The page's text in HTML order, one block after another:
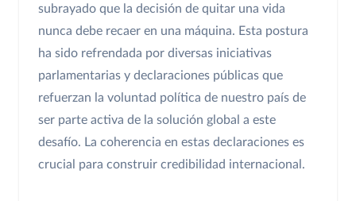
subrayado que la decisión de quitar una vida
nunca debe recaer en una máquina. Esta postura
ha sido refrendada por diversas iniciativas
parlamentarias y declaraciones públicas que
refuerzan la voluntad política de nuestro país de
ser parte activa de la solución global a este
desafío. La coherencia en estas declaraciones es
crucial para construir credibilidad internacional.